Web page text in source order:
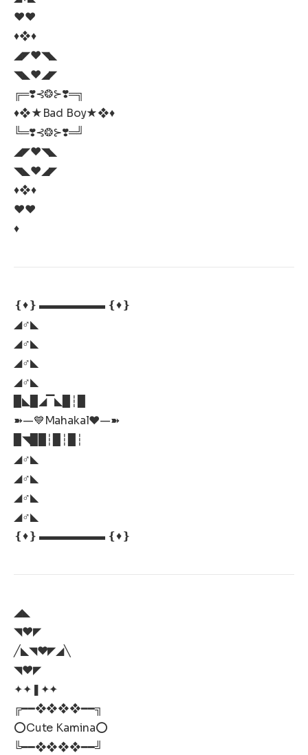
♥️♥️
♦️❖♦️
◢◤♥️◥◣
◥◣♥️◢◤
╔═❣️⊰❂⊱❣️═╗
♦️❖★Bad Boy★❖♦️
╚═❣️⊰❂⊱❣️═╝
◢◤♥️◥◣
◥◣♥️◢◤
♦️❖♦️
♥️♥️
♦️
❴♦️❵ ▬▬▬▬▬▬ ❴♦️❵
◢♂◣
◢♂◣
◢♂◣
◢♂◣
▉◣▉◢▔◣▉┆▉
➽—💙Mahakal❤️—➽
▉◥▉▉┆▉┆▉┆
◢♂◣
◢♂◣
◢♂◣
◢♂◣
❴♦️❵ ▬▬▬▬▬▬ ❴♦️❵
◢◣
◥♥️◤
╱◣◥♥️◤◢╲
◥♥️◤
✦✦❚✦✦
╔━━❖❖❖❖━━╗
⭕Cute Kamina⭕
╚━━❖❖❖❖━━╝